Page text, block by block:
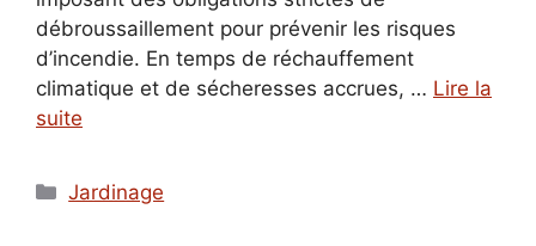
débroussaillement pour prévenir les risques
d’incendie. En temps de réchauffement
climatique et de sécheresses accrues, … Lire la
suite
Catégories
Jardinage